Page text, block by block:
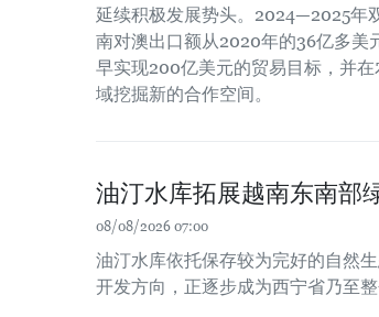
延续积极发展势头。2024—2025年
南对澳出口额从2020年的36亿多美
早实现200亿美元的贸易目标，并
域挖掘新的合作空间。
油汀水库拓展越南东南部
08/08/2026 07:00
油汀水库依托保存较为完好的自然
开发方向，正逐步成为西宁省乃至